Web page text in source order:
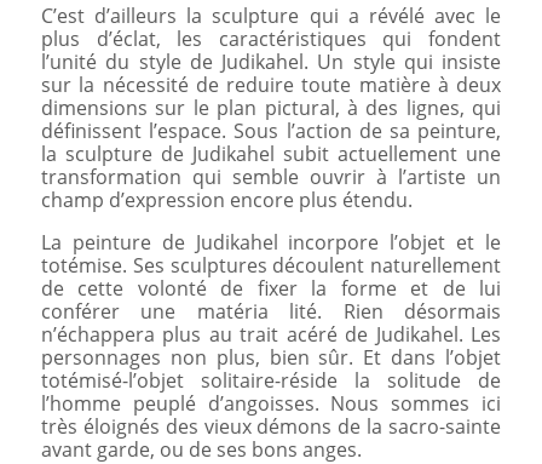
C’est d’ailleurs la sculpture qui a révélé avec le
plus d’éclat, les caractéristiques qui fondent
l’unité du style de Judikahel. Un style qui insiste
sur la nécessité de reduire toute matière à deux
dimensions sur le plan pictural, à des lignes, qui
définissent l’espace. Sous l’action de sa peinture,
la sculpture de Judikahel subit actuellement une
transformation qui semble ouvrir à l’artiste un
champ d’expression encore plus étendu.
La peinture de Judikahel incorpore l’objet et le
totémise. Ses sculptures découlent naturellement
de cette volonté de fixer la forme et de lui
conférer une matéria lité. Rien désormais
n’échappera plus au trait acéré de Judikahel. Les
personnages non plus, bien sûr. Et dans l’objet
totémisé-l’objet solitaire-réside la solitude de
l’homme peuplé d’angoisses. Nous sommes ici
très éloignés des vieux démons de la sacro-sainte
avant garde, ou de ses bons anges.